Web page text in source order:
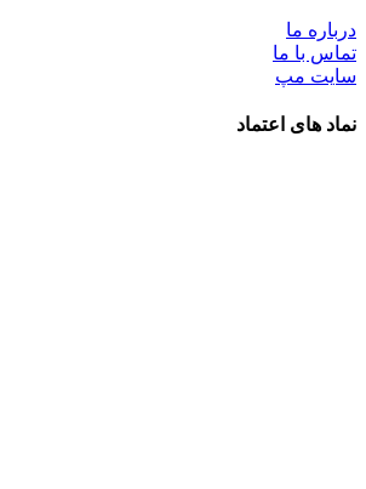
درباره ما
تماس با ما
سایت مپ
نماد های اعتماد